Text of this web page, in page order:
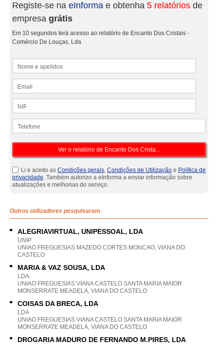
Registe-se na eInforma e obtenha 5 relatórios de
empresa grátis
Em 10 segundos terá acesso ao relatório de Encanto Dos Cristais -
Comércio De Louças, Lda
Li e aceito as Condições gerais, Condições de Utilização e Política de
privacidade. Também autorizo a eInforma a enviar informação sobre
atualizações e melhorias do serviço.
Outros utilizadores pesquisaram
ALEGRIAVIRTUAL, UNIPESSOAL, LDA
UNIP
UNIAO FREGUESIAS MAZEDO CORTES MONCAO, VIANA DO
CASTELO
MARIA & VAZ SOUSA, LDA
LDA
UNIAO FREGUESIAS VIANA CASTELO SANTA MARIA MAIOR
MONSERRATE MEADELA, VIANA DO CASTELO
COISAS DA BRECA, LDA
LDA
UNIAO FREGUESIAS VIANA CASTELO SANTA MARIA MAIOR
MONSERRATE MEADELA, VIANA DO CASTELO
DROGARIA MADURO DE FERNANDO M.PIRES, LDA